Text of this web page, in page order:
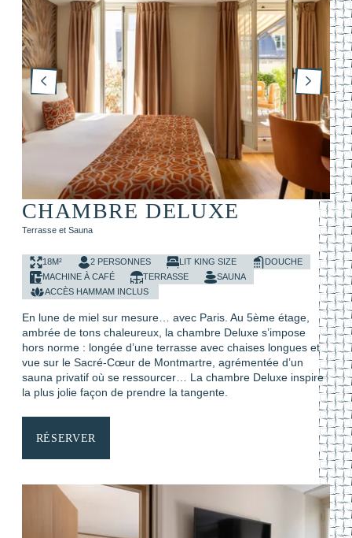
CHAMBRE DELUXE
18M² 2 PERSONNES LIT KING SIZE
DOUCHE
MACHINE À CAFÉ
TERRASSE
SAUNA
ACCÈS HAMMAM INCLUS
En lune de miel sur mesure… avec Paris. Au 5ème étage,
ambrée de tons chaleureux, la chambre Deluxe s’impose
hors norme : longée d’une terrasse avec chaises longues et
vue sur le Sacré-Cœur de Montmartre, agrémentée d’un
sauna privatif où se ressourcer… La chambre Deluxe inspire
la plus jolie façon de prendre la tangente.
RÉSERVER
CONTACT
FAQ
MA RÉSERVATION
RÉSERVER